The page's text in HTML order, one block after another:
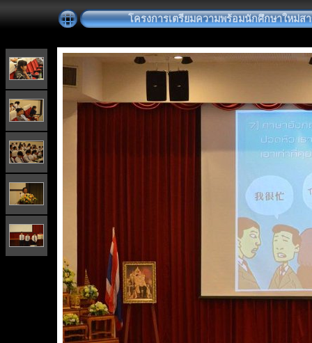
โครงการเตรียมความพร้อมนักศึกษาใหม่ส